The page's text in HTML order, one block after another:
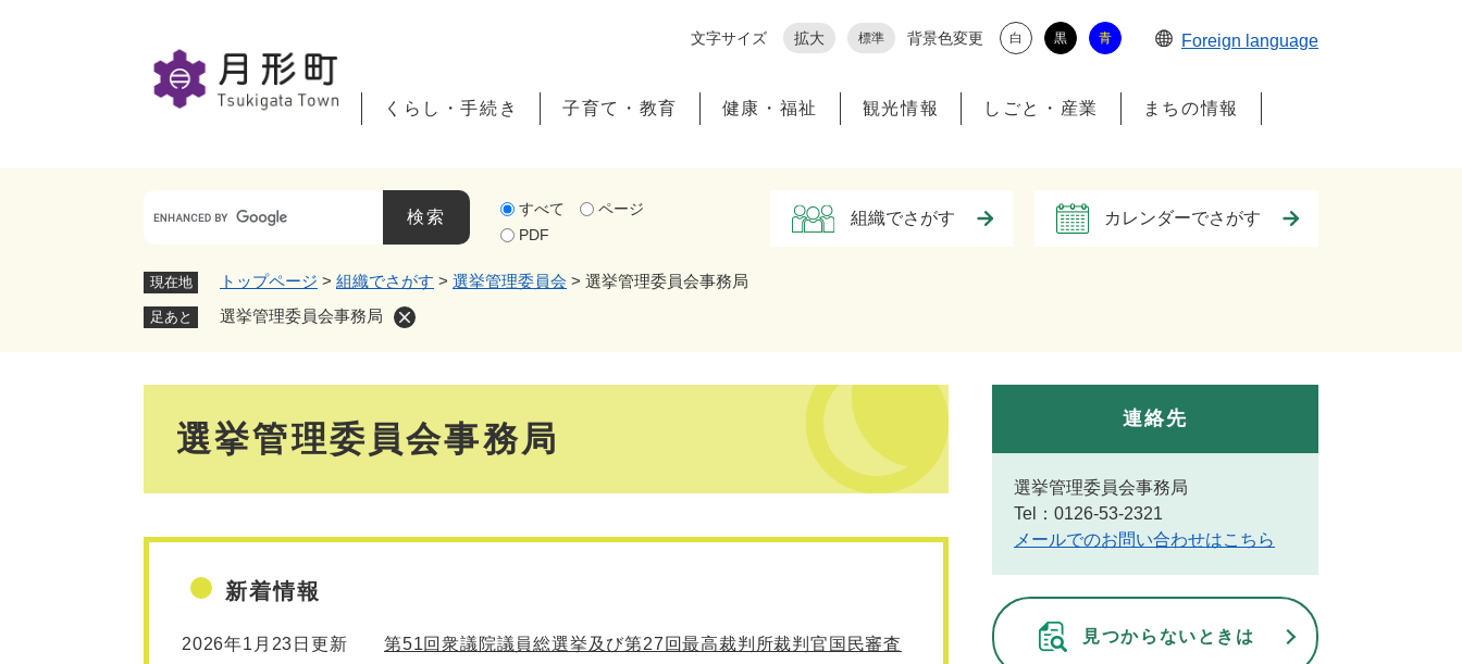
文字サイズ
拡大 標準 背景色変更 白 黒 青 Foreign language
くらし・手続き 子育て・教育 健康・福祉 観光情報 しごと・産業 まちの情報
すべて
ページ
PDF
組織でさがす カレンダーでさがす
現在地 トップページ > 組織でさがす > 選挙管理委員会 > 選挙管理委員会事務局
足あと 選挙管理委員会事務局
連絡先
選挙管理委員会事務局
Tel：0126-53-2321
メールでのお問い合わせはこちら
見つからないときは
選挙管理委員会事務局
新着情報
2026年1月23日更新
第51回衆議院議員総選挙及び第27回最高裁判所裁判官国民審査